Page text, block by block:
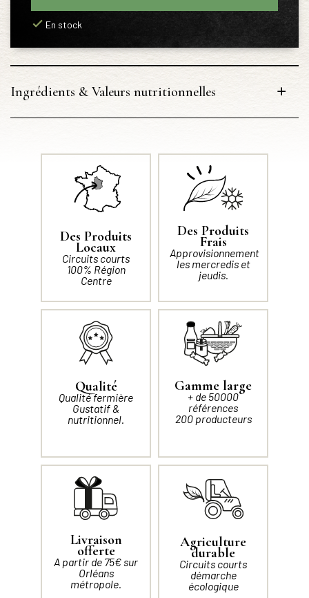
En stock
Ingrédients & Valeurs nutritionnelles
Des Produits
Locaux
Circuits courts
100% Région
Centre
Des Produits
Frais
Approvisionnement
les mercredis et
jeudis.
Qualité
Qualité fermière
Gustatif &
nutritionnel.
Gamme large
+ de 50000
références
200 producteurs
Livraison
offerte
A partir de 75€ sur
Orléans
métropole.
Agriculture
durable
Circuits courts
démarche
écologique